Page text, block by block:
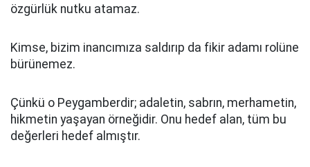
özgürlük nutku atamaz.
Kimse, bizim inancımıza saldırıp da fikir adamı rolüne
bürünemez.
Çünkü o Peygamberdir; adaletin, sabrın, merhametin,
hikmetin yaşayan örneğidir. Onu hedef alan, tüm bu
değerleri hedef almıştır.